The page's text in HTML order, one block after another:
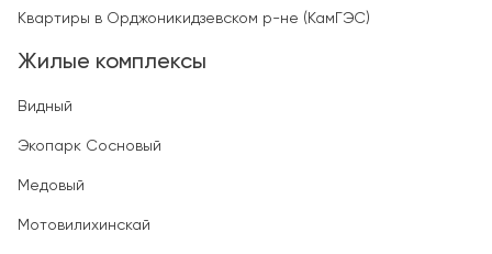
Квартиры в Орджоникидзевском р-не (КамГЭС)
Жилые комплексы
Видный
Экопарк Сосновый
Медовый
Мотовилихинскай